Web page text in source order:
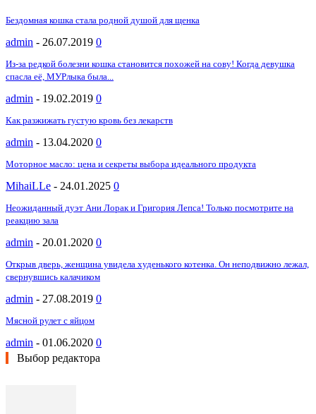
Бездомная кошка стала родной душой для щенка
admin - 26.07.2019 0
Из-за редкой болезни кошка становится похожей на сову! Когда девушка
спасла её, МУРлыка была...
admin - 19.02.2019 0
Как разжижать густую кровь без лекарств
admin - 13.04.2020 0
Моторное масло: цена и секреты выбора идеального продукта
MihaiLLe - 24.01.2025 0
Неожиданный дуэт Ани Лорак и Григория Лепса! Только посмотрите на
реакцию зала
admin - 20.01.2020 0
Открыв дверь, женщина увидела худенького котенка. Он неподвижно лежал,
свернувшись калачиком
admin - 27.08.2019 0
Мясной рулет с яйцом
admin - 01.06.2020 0
Выбор редактора